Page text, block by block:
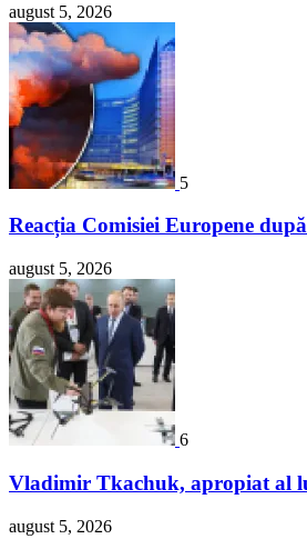
august 5, 2026
5
Reacția Comisiei Europene
august 5, 2026
6
Vladimir Tkachuk, apropiat al
august 5, 2026